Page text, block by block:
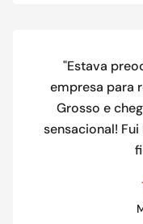
"Estava
empresa para
Grosso e
sensacional!